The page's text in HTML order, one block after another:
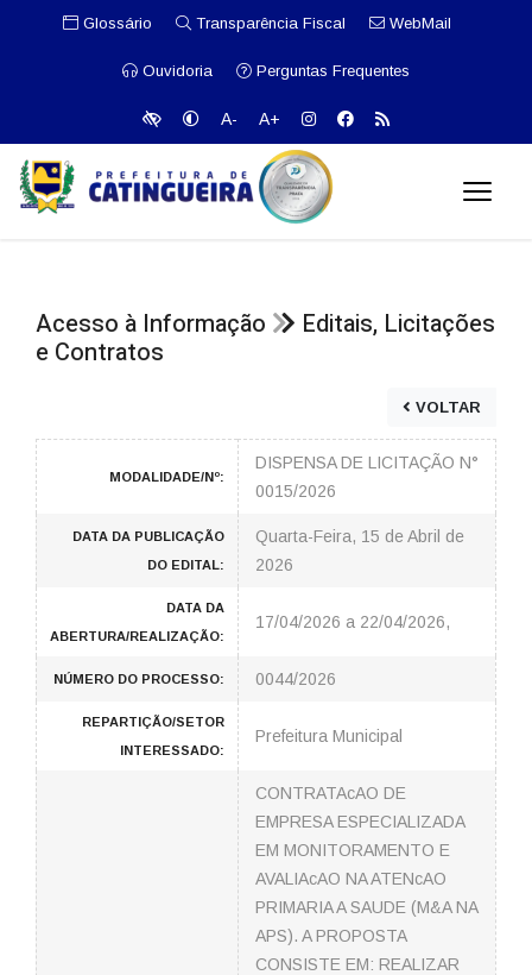
Glossário Transparência Fiscal WebMail
Ouvidoria Perguntas Frequentes
A- A+
Acesso à Informação
Editais, Licitações
e Contratos
VOLTAR
MODALIDADE/Nº:
DISPENSA DE LICITAÇÃO N°
0015/2026
DATA DA PUBLICAÇÃO
DO EDITAL:
Quarta-Feira, 15 de Abril de
2026
DATA DA
ABERTURA/REALIZAÇÃO:
17/04/2026 a 22/04/2026,
NÚMERO DO PROCESSO: 0044/2026
REPARTIÇÃO/SETOR
INTERESSADO:
Prefeitura Municipal
CONTRATAcAO DE
EMPRESA ESPECIALIZADA
EM MONITORAMENTO E
AVALIAcAO NA ATENcAO
PRIMARIA A SAUDE (M&A NA
APS). A PROPOSTA
CONSISTE EM: REALIZAR